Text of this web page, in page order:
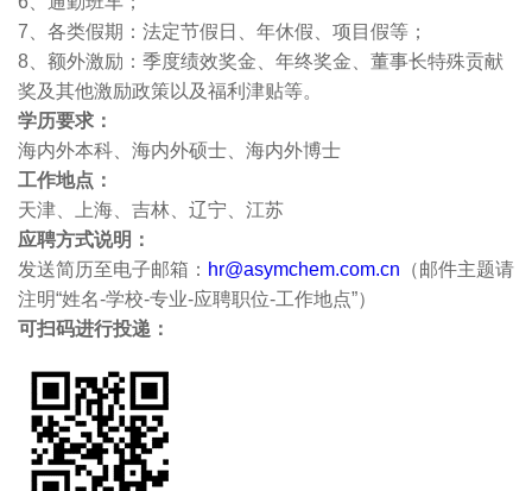
7 、各类假期：法定节假日、年休假、项目假等；
8 、额外激励：季度绩效奖金、年终奖金、董事长特殊贡献
奖及其他激励政策以及福利津贴等。
学历要求：
海内外本科、海内外硕士、海内外博士
工作地点：
天津、上海、吉林、辽宁、江苏
应聘方式说明：
发送简历至电子邮箱： hr@asymchem.com.cn （邮件主题请
注明“姓名-学校-专业-应聘职位-工作地点”）
可扫码进行投递 ：